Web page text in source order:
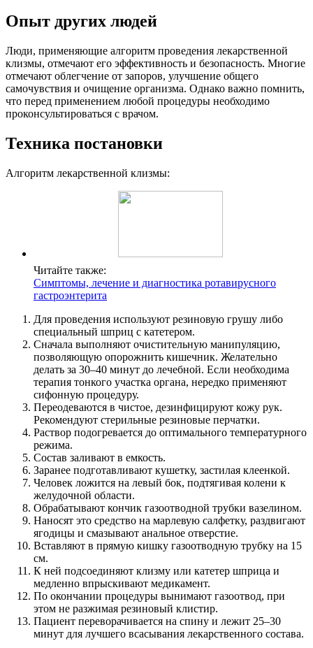
Опыт других людей
Люди, применяющие алгоритм проведения лекарственной
клизмы, отмечают его эффективность и безопасность. Многие
отмечают облегчение от запоров, улучшение общего
самочувствия и очищение организма. Однако важно помнить,
что перед применением любой процедуры необходимо
проконсультироваться с врачом.
Техника постановки
Алгоритм лекарственной клизмы:
Читайте также:
Симптомы, лечение и диагностика ротавирусного
гастроэнтерита
Для проведения используют резиновую грушу либо
специальный шприц с катетером.
Сначала выполняют очистительную манипуляцию,
позволяющую опорожнить кишечник. Желательно
делать за 30–40 минут до лечебной. Если необходима
терапия тонкого участка органа, нередко применяют
сифонную процедуру.
Переодеваются в чистое, дезинфицируют кожу рук.
Рекомендуют стерильные резиновые перчатки.
Раствор подогревается до оптимального температурного
режима.
Состав заливают в емкость.
Заранее подготавливают кушетку, застилая клеенкой.
Человек ложится на левый бок, подтягивая колени к
желудочной области.
Обрабатывают кончик газоотводной трубки вазелином.
Наносят это средство на марлевую салфетку, раздвигают
ягодицы и смазывают анальное отверстие.
Вставляют в прямую кишку газоотводную трубку на 15
см.
К ней подсоединяют клизму или катетер шприца и
медленно впрыскивают медикамент.
По окончании процедуры вынимают газоотвод, при
этом не разжимая резиновый клистир.
Пациент переворачивается на спину и лежит 25–30
минут для лучшего всасывания лекарственного состава.